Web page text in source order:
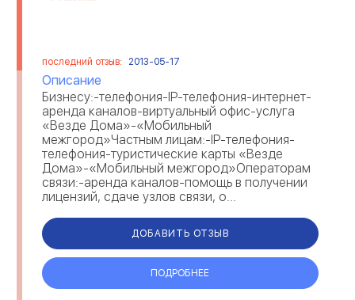
последний отзыв: 2013-05-17
Описание
Бизнесу:-телефония-IP-телефония-интернет-
аренда каналов-виртуальный офис-услуга
«Везде Дома»-«Мобильный
межгород»Частным лицам:-IP-телефония-
телефония-туристические карты «Везде
Дома»-«Мобильный межгород»Операторам
связи:-аренда каналов-помощь в получении
лицензий, сдаче узлов связи, о...
ДОБАВИТЬ ОТЗЫВ
ПОДРОБНЕЕ